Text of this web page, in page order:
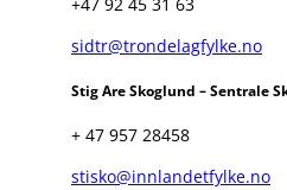
sidtr@trondelagfylke.no
Stig Are Skoglund – Sentrale
+ 47 957 28458
stisko@innlandetfylke.no